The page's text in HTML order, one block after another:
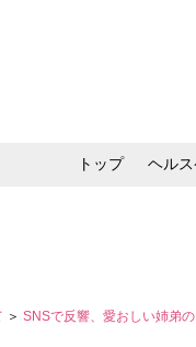
トップ ヘル
＞ SNSで反響、愛おしい姉弟